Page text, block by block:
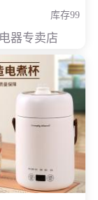
专享
库存99
器专卖店